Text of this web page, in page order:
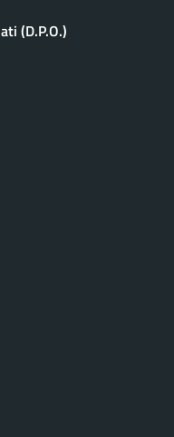
(D.P.O.)